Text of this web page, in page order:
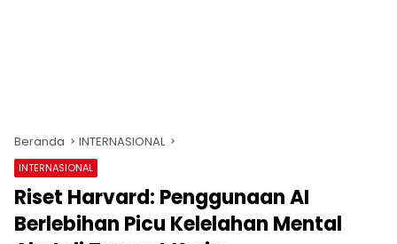
Beranda INTERNASIONAL
INTERNASIONAL
Riset Harvard: Penggunaan AI
Berlebihan Picu Kelelahan Mental